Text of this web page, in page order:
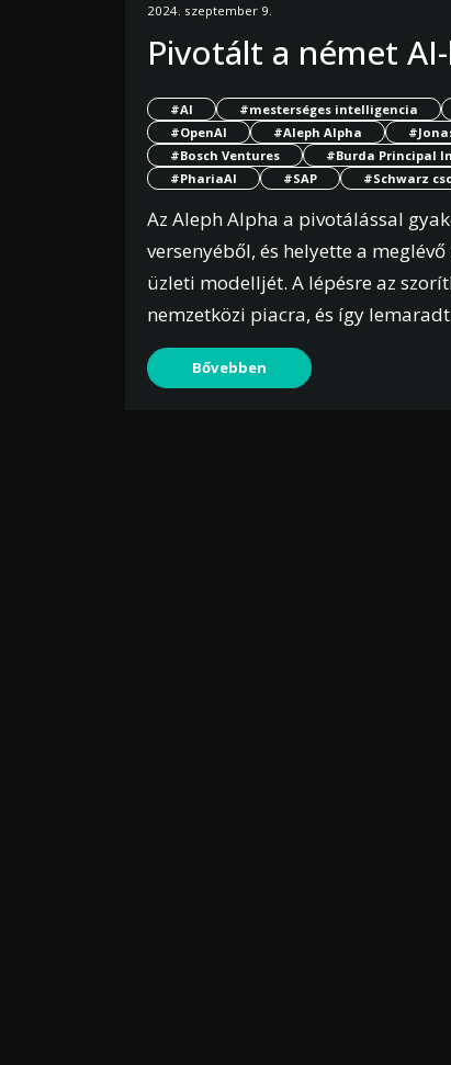
2024. szeptember 9.
Pivotált a német
#AI #mesterséges intelligencia
#OpenAI
#Aleph Alpha
#Bosch Ventures
#Burda Principal
#PhariaAI
#SAP #Schwarz
Az Aleph Alpha a pivotálással
versenyéből, és helyette a
üzleti modelljét. A lépésre az
nemzetközi piacra, és így
Bővebben